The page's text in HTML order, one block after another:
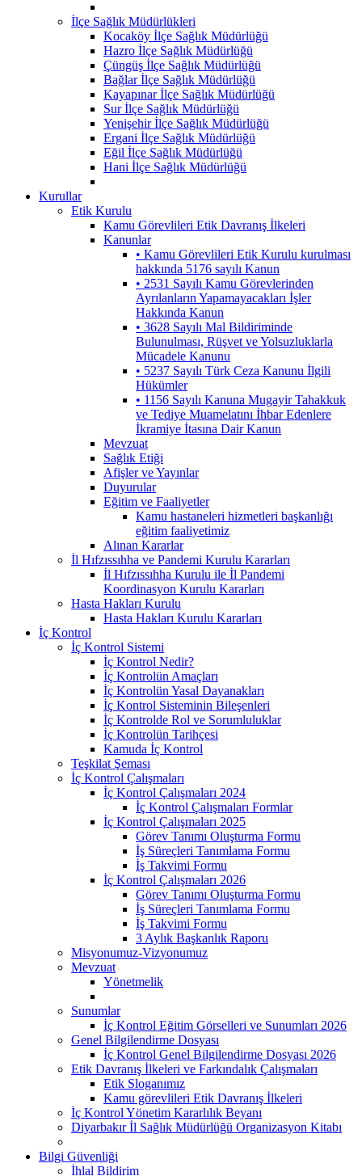
İlçe Sağlık Müdürlükleri
Kocaköy İlçe Sağlık Müdürlüğü
Hazro İlçe Sağlık Müdürlüğü
Çüngüş İlçe Sağlık Müdürlüğü
Bağlar İlçe Sağlık Müdürlüğü
Kayapınar İlçe Sağlık Müdürlüğü
Sur İlçe Sağlık Müdürlüğü
Yenişehir İlçe Sağlık Müdürlüğü
Ergani İlçe Sağlık Müdürlüğü
Eğil İlçe Sağlık Müdürlüğü
Hani İlçe Sağlık Müdürlüğü
Kurullar
Etik Kurulu
Kamu Görevlileri Etik Davranış İlkeleri
Kanunlar
• Kamu Görevlileri Etik Kurulu kurulması
hakkında 5176 sayılı Kanun
• 2531 Sayılı Kamu Görevlerinden
Ayrılanların Yapamayacakları İşler
Hakkında Kanun
• 3628 Sayılı Mal Bildiriminde
Bulunulması, Rüşvet ve Yolsuzluklarla
Mücadele Kanunu
• 5237 Sayılı Türk Ceza Kanunu İlgili
Hükümler
• 1156 Sayılı Kanuna Mugayir Tahakkuk
ve Tediye Muamelatını İhbar Edenlere
İkramiye İtasına Dair Kanun
Mevzuat
Sağlık Etiği
Afişler ve Yayınlar
Duyurular
Eğitim ve Faaliyetler
Kamu hastaneleri hizmetleri başkanlığı
eğitim faaliyetimiz
Alınan Kararlar
İl Hıfzıssıhha ve Pandemi Kurulu Kararları
İl Hıfzıssıhha Kurulu ile İl Pandemi
Koordinasyon Kurulu Kararları
Hasta Hakları Kurulu
Hasta Hakları Kurulu Kararları
İç Kontrol
İç Kontrol Sistemi
İç Kontrol Nedir?
İç Kontrolün Amaçları
İç Kontrolün Yasal Dayanakları
İç Kontrol Sisteminin Bileşenleri
İç Kontrolde Rol ve Sorumluluklar
İç Kontrolün Tarihçesi
Kamuda İç Kontrol
Teşkilat Şeması
İç Kontrol Çalışmaları
İç Kontrol Çalışmaları 2024
İç Kontrol Çalışmaları Formlar
İç Kontrol Çalışmaları 2025
Görev Tanımı Oluşturma Formu
İş Süreçleri Tanımlama Formu
İş Takvimi Formu
İç Kontrol Çalışmaları 2026
Görev Tanımı Oluşturma Formu
İş Süreçleri Tanımlama Formu
İş Takvimi Formu
3 Aylık Başkanlık Raporu
Misyonumuz-Vizyonumuz
Mevzuat
Yönetmelik
Sunumlar
İç Kontrol Eğitim Görselleri ve Sunumları 2026
Genel Bilgilendirme Dosyası
İç Kontrol Genel Bilgilendirme Dosyası 2026
Etik Davranış İlkeleri ve Farkındalık Çalışmaları
Etik Sloganımız
Kamu görevlileri Etik Davranış İlkeleri
İç Kontrol Yönetim Kararlılık Beyanı
Diyarbakır İl Sağlık Müdürlüğü Organizasyon Kitabı
Bilgi Güvenliği
İhlal Bildirim